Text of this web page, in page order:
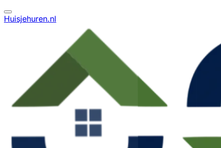
Huisjehuren.nl